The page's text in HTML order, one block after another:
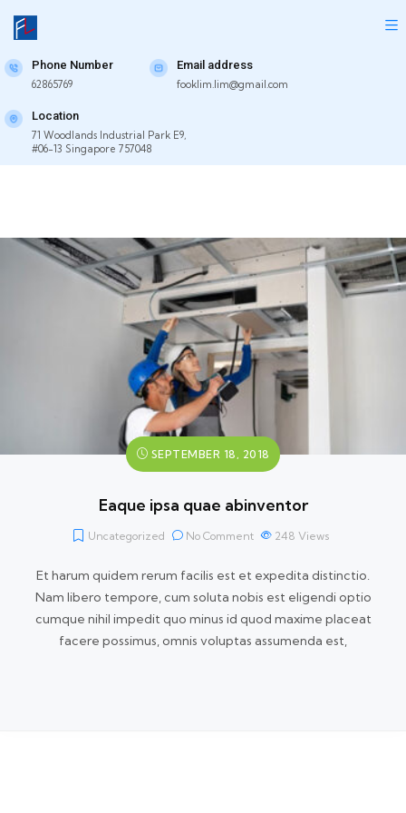
Phone Number
62865769
Email address
fooklim.lim@gmail.com
Location
71 Woodlands Industrial Park E9,
#06-13 Singapore 757048
SEPTEMBER 18, 2018
Eaque ipsa quae abinventor
Uncategorized No Comment 248 Views
Et harum quidem rerum facilis est et expedita distinctio.
Nam libero tempore, cum soluta nobis est eligendi optio
cumque nihil impedit quo minus id quod maxime placeat
facere possimus, omnis voluptas assumenda est,